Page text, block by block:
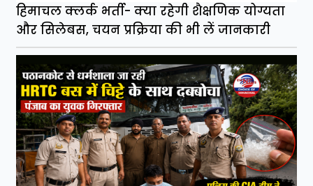
हिमाचल क्लर्क भर्ती- क्या रहेगी शैक्षणिक योग्यता
और सिलेबस, चयन प्रक्रिया की भी लें जानकारी